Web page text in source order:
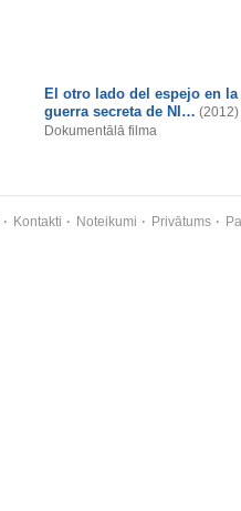
El otro lado del espejo en la
guerra secreta de NI… (2012)
Dokumentālā filma
Kontakti Noteikumi Privātums